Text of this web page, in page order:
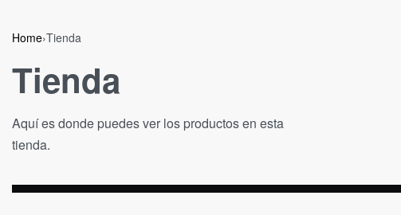
Home›Tienda
Tienda
Aquí es donde puedes ver los productos en esta
tienda.